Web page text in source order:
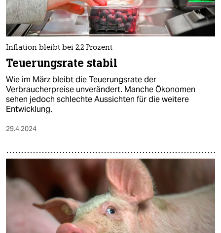
Inflation bleibt bei 2,2 Prozent
Teuerungsrate stabil
Wie im März bleibt die Teuerungsrate der
Verbraucherpreise unverändert. Manche Ökonomen
sehen jedoch schlechte Aussichten für die weitere
Entwicklung.
29.4.2024